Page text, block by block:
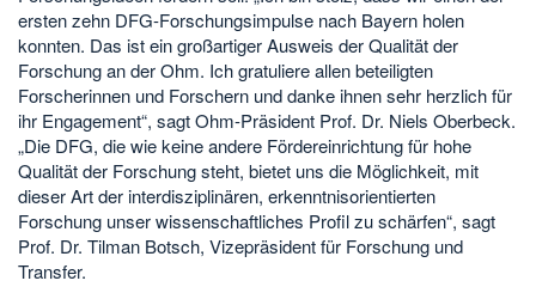
ersten zehn DFG-Forschungsimpulse nach Bayern holen
konnten. Das ist ein großartiger Ausweis der Qualität der
Forschung an der Ohm. Ich gratuliere allen beteiligten
Forscherinnen und Forschern und danke ihnen sehr herzlich für
ihr Engagement“, sagt Ohm-Präsident Prof. Dr. Niels Oberbeck.
„Die DFG, die wie keine andere Fördereinrichtung für hohe
Qualität der Forschung steht, bietet uns die Möglichkeit, mit
dieser Art der interdisziplinären, erkenntnisorientierten
Forschung unser wissenschaftliches Profil zu schärfen“, sagt
Prof. Dr. Tilman Botsch, Vizepräsident für Forschung und
Transfer.